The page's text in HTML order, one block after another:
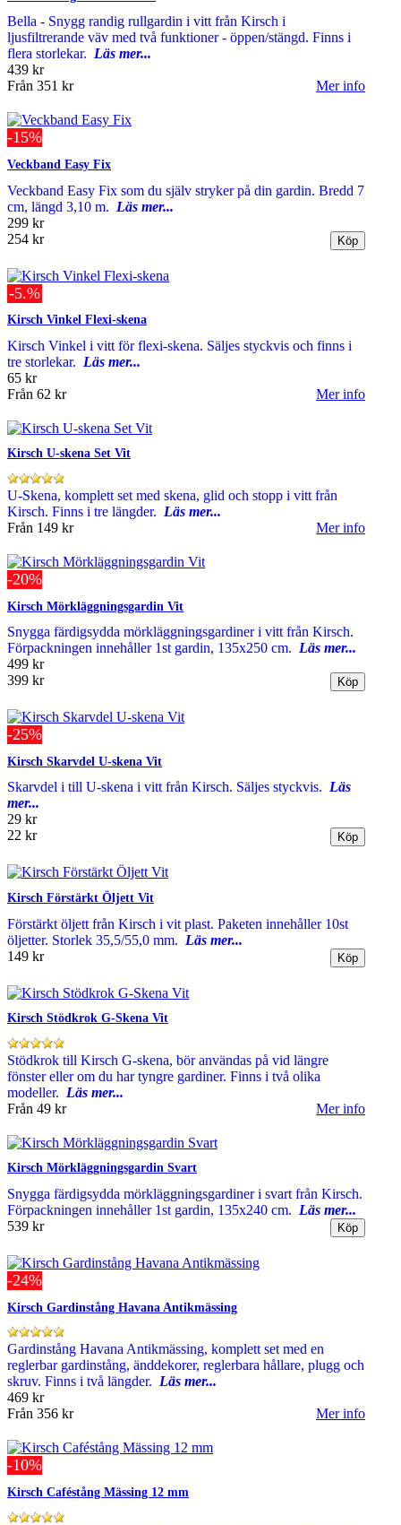
Bella - Snygg randig rullgardin i vitt från Kirsch i
ljusfiltrerande väv med två funktioner - öppen/stängd. Finns i
flera storlekar. Läs mer...
439 kr
Från 351 kr Mer info
-15%
Veckband Easy Fix
Veckband Easy Fix som du själv stryker på din gardin. Bredd 7
cm, längd 3,10 m. Läs mer...
299 kr
254 kr
-5.%
Kirsch Vinkel Flexi-skena
Kirsch Vinkel i vitt för flexi-skena. Säljes styckvis och finns i
tre storlekar. Läs mer...
65 kr
Från 62 kr Mer info
Kirsch U-skena Set Vit
U-Skena, komplett set med skena, glid och stopp i vitt från
Kirsch. Finns i tre längder. Läs mer...
Från 149 kr Mer info
-20%
Kirsch Mörkläggningsgardin Vit
Snygga färdigsydda mörkläggningsgardiner i vitt från Kirsch.
Förpackningen innehåller 1st gardin, 135x250 cm. Läs mer...
499 kr
399 kr
-25%
Kirsch Skarvdel U-skena Vit
Skarvdel i till U-skena i vitt från Kirsch. Säljes styckvis. Läs
mer...
29 kr
22 kr
Kirsch Förstärkt Öljett Vit
Förstärkt öljett från Kirsch i vit plast. Paketen innehåller 10st
öljetter. Storlek 35,5/55,0 mm. Läs mer...
149 kr
Kirsch Stödkrok G-Skena Vit
Stödkrok till Kirsch G-skena, bör användas på vid längre
fönster eller om du har tyngre gardiner. Finns i två olika
modeller. Läs mer...
Från 49 kr Mer info
Kirsch Mörkläggningsgardin Svart
Snygga färdigsydda mörkläggningsgardiner i svart från Kirsch.
Förpackningen innehåller 1st gardin, 135x240 cm. Läs mer...
539 kr
-24%
Kirsch Gardinstång Havana Antikmässing
Gardinstång Havana Antikmässing, komplett set med en
reglerbar gardinstång, änddekorer, reglerbara hållare, plugg och
skruv. Finns i två längder. Läs mer...
469 kr
Från 356 kr Mer info
-10%
Kirsch Caféstång Mässing 12 mm